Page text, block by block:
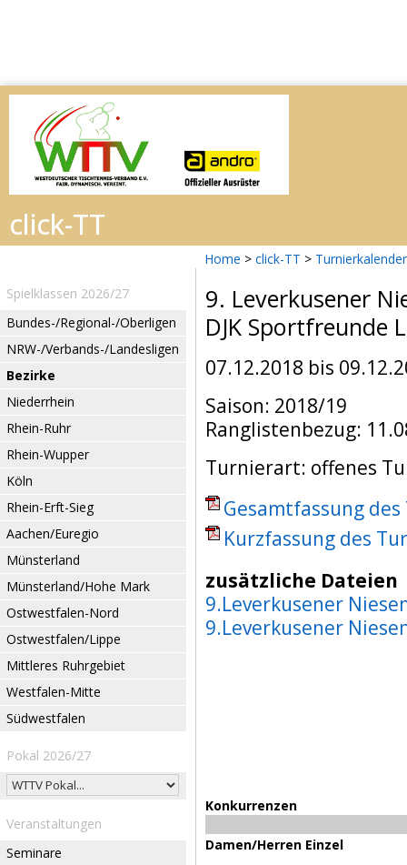
Home > click-TT > Turnierkalender
Spielklassen 2026/27
Bundes-/Regional-/Oberligen
NRW-/Verbands-/Landesligen
Bezirke
Niederrhein
Rhein-Ruhr
Rhein-Wupper
Köln
Rhein-Erft-Sieg
Aachen/Euregio
Münsterland
Münsterland/Hohe Mark
Ostwestfalen-Nord
Ostwestfalen/Lippe
Mittleres Ruhrgebiet
Westfalen-Mitte
Südwestfalen
Pokal 2026/27
Veranstaltungen
Seminare
9. Leverkusener
DJK Sportfreunde
07.12.2018 bis
Saison: 2018/19
Ranglistenbezug:
Turnierart: offenes
Gesamtfassung
Kurzfassung des
zusätzliche Dateien
9.Leverkusener
9.Leverkusener
Konkurrenzen
Damen/Herren Einzel